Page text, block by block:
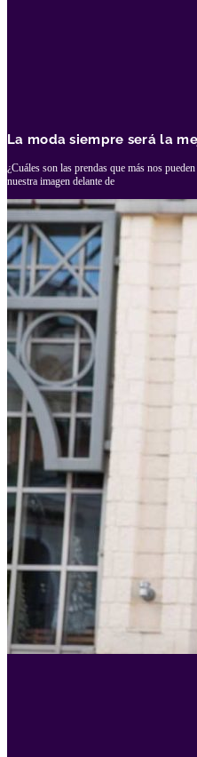
La moda siempre será la
¿Cuáles son las prendas que más nos
nuestra imagen delante de